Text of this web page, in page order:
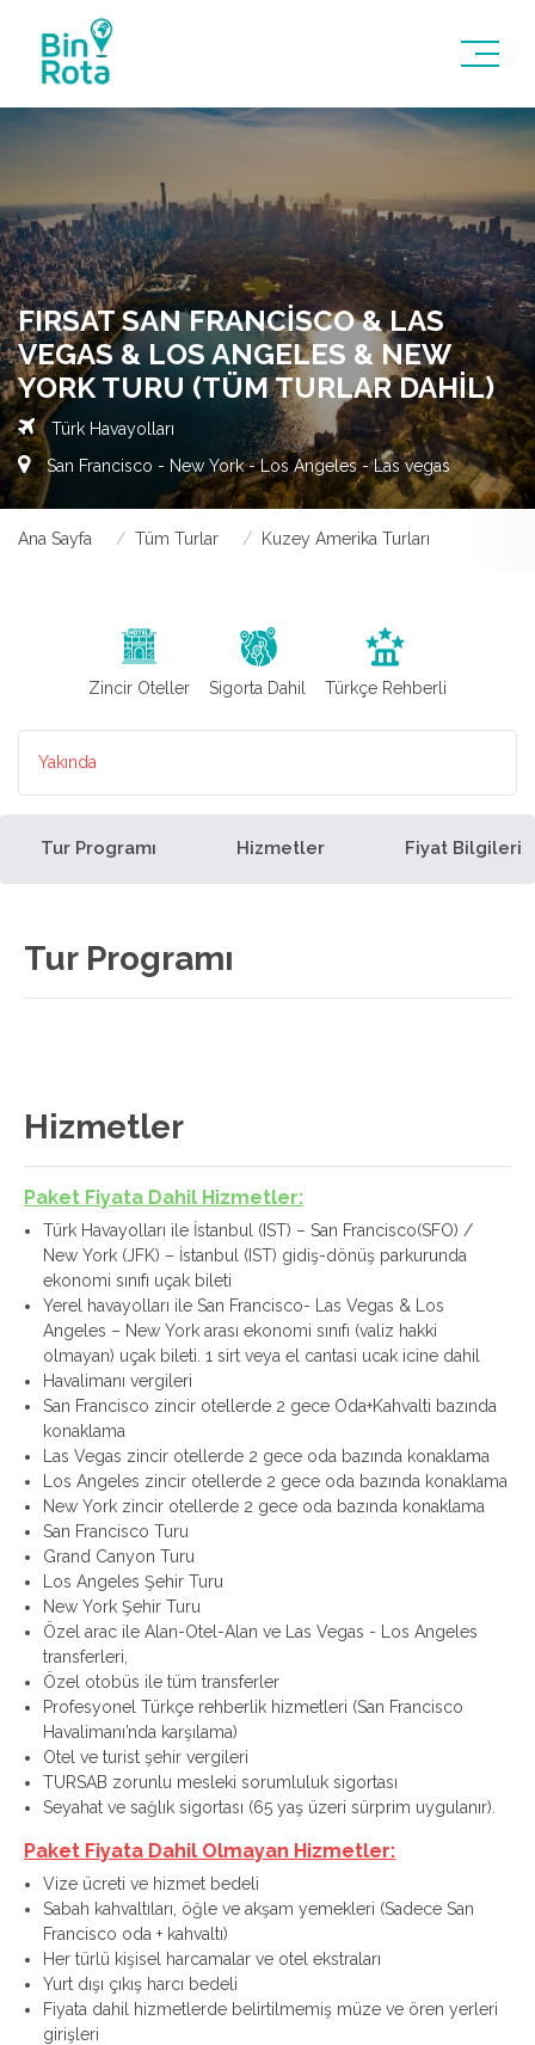
FIRSAT SAN FRANCISCO & LAS
VEGAS & LOS ANGELES & NEW
YORK TURU (TÜM TURLAR DAHIL)
Türk Havayolları
San Francisco - New York - Los Angeles - Las vegas
Ana Sayfa Tüm Turlar Kuzey Amerika Turları
Zincir Oteller Sigorta Dahil Türkçe Rehberli
Yakında
Tur Programı Hizmetler Fiyat Bilgileri
Tur Programı
Hizmetler
Paket Fiyata Dahil Hizmetler:
Türk Havayolları ile İstanbul (IST) – San Francisco(SFO) /
New York (JFK) – İstanbul (IST) gidiş-dönüş parkurunda
ekonomi sınıfı uçak bileti
Yerel havayolları ile San Francisco- Las Vegas & Los
Angeles – New York arası ekonomi sınıfı (valiz hakki
olmayan) uçak bileti. 1 sirt veya el cantasi ucak icine dahil
Havalimanı vergileri
San Francisco zincir otellerde 2 gece Oda+Kahvalti bazında
konaklama
Las Vegas zincir otellerde 2 gece oda bazında konaklama
Los Angeles zincir otellerde 2 gece oda bazında konaklama
New York zincir otellerde 2 gece oda bazında konaklama
San Francisco Turu
Grand Canyon Turu
Los Angeles Şehir Turu
New York Şehir Turu
Özel arac ile Alan-Otel-Alan ve Las Vegas - Los Angeles
transferleri,
Özel otobüs ile tüm transferler
Profesyonel Türkçe rehberlik hizmetleri (San Francisco
Havalimanı’nda karşılama)
Otel ve turist şehir vergileri
TURSAB zorunlu mesleki sorumluluk sigortası
Seyahat ve sağlık sigortası (65 yaş üzeri sürprim uygulanır).
Paket Fiyata Dahil Olmayan Hizmetler:
Vize ücreti ve hizmet bedeli
Sabah kahvaltıları, öğle ve akşam yemekleri (Sadece San
Francisco oda + kahvaltı)
Her türlü kişisel harcamalar ve otel ekstraları
Yurt dışı çıkış harcı bedeli
Fiyata dahil hizmetlerde belirtilmemiş müze ve ören yerleri
girişleri